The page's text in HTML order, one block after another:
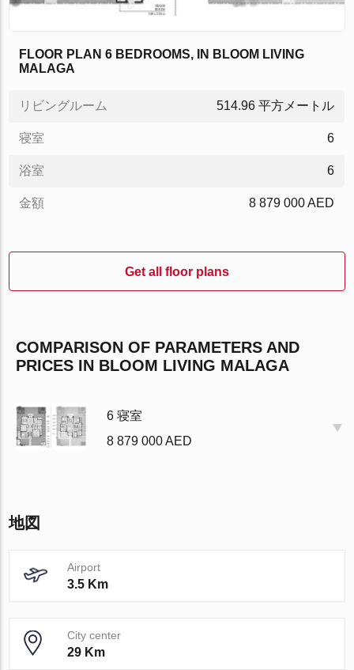
FLOOR PLAN 6 BEDROOMS, IN BLOOM LIVING
MALAGA
リビングルーム 514.96 平方メートル
寝室 6
浴室 6
金額 8 879 000 AED
Get all floor plans
COMPARISON OF PARAMETERS AND
PRICES IN BLOOM LIVING MALAGA
6 寝室
8 879 000 AED
地図
Airport
3.5 Km
City center
29 Km